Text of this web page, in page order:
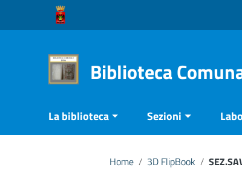
Vai ai contenuti
Vai al menu di navigazione
Biblioteca
La biblioteca Sezioni
Home / 3D FlipBook /